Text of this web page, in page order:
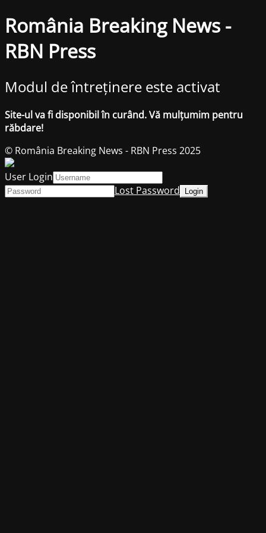
România Breaking News -
RBN Press
Modul de întreținere este activat
Site-ul va fi disponibil în curând. Vă mulțumim pentru
răbdare!
© România Breaking News - RBN Press 2025
User Login
Lost Password